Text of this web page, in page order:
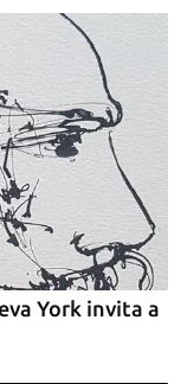
York invita a